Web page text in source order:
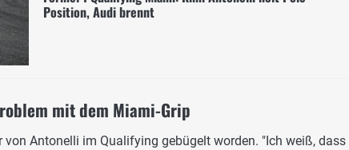
Position, Audi brennt
mit dem Miami-Grip
von Antonelli im Qualifying gebügelt worden. "Ich weiß, dass